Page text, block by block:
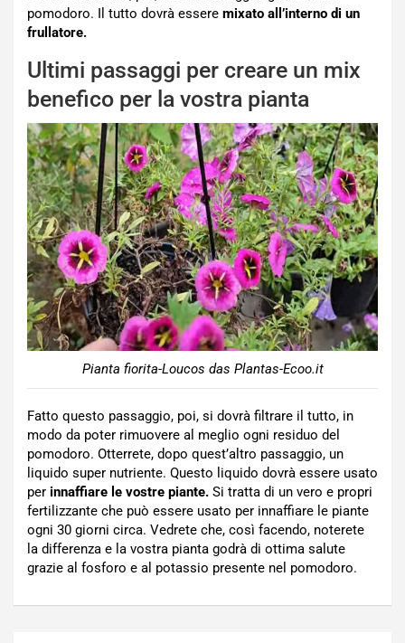
pomodoro. Il tutto dovrà essere mixato all’interno di un
frullatore.
Ultimi passaggi per creare un mix
benefico per la vostra pianta
Pianta fiorita-Loucos das Plantas-Ecoo.it
Fatto questo passaggio, poi, si dovrà filtrare il tutto, in
modo da poter rimuovere al meglio ogni residuo del
pomodoro. Otterrete, dopo quest’altro passaggio, un
liquido super nutriente. Questo liquido dovrà essere usato
per innaffiare le vostre piante. Si tratta di un vero e propri
fertilizzante che può essere usato per innaffiare le piante
ogni 30 giorni circa. Vedrete che, così facendo, noterete
la differenza e la vostra pianta godrà di ottima salute
grazie al fosforo e al potassio presente nel pomodoro.